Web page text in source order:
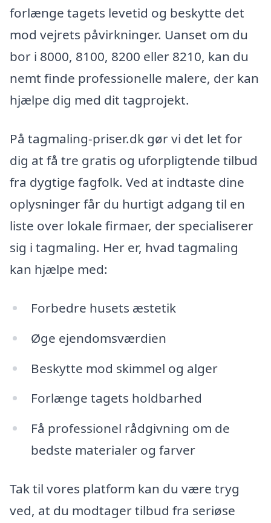
forlænge tagets levetid og beskytte det
mod vejrets påvirkninger. Uanset om du
bor i 8000, 8100, 8200 eller 8210, kan du
nemt finde professionelle malere, der kan
hjælpe dig med dit tagprojekt.
På tagmaling-priser.dk gør vi det let for
dig at få tre gratis og uforpligtende tilbud
fra dygtige fagfolk. Ved at indtaste dine
oplysninger får du hurtigt adgang til en
liste over lokale firmaer, der specialiserer
sig i tagmaling. Her er, hvad tagmaling
kan hjælpe med:
Forbedre husets æstetik
Øge ejendomsværdien
Beskytte mod skimmel og alger
Forlænge tagets holdbarhed
Få professionel rådgivning om de
bedste materialer og farver
Tak til vores platform kan du være tryg
ved, at du modtager tilbud fra seriøse